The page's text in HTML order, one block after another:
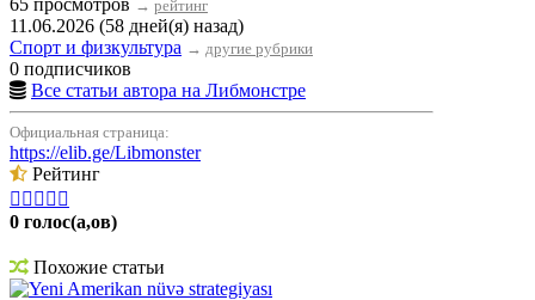
65 просмотров → рейтинг
11.06.2026 (58 дней(я) назад)
Спорт и физкультура → другие рубрики
0 подписчиков
Все статьи автора на Либмонстре
Официальная страница:
https://elib.ge/Libmonster
Рейтинг
    
0 голос(а,ов)
Похожие статьи
Yeni Amerikan nüvə strategiyası